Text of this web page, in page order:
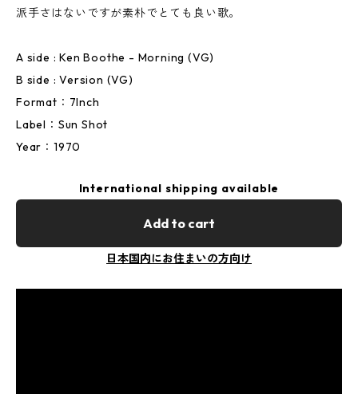
派手さはないですが素朴でとても良い歌。
A side : Ken Boothe - Morning (VG)
B side : Version (VG)
Format：7Inch
Label：Sun Shot
Year：1970
International shipping available
Add to cart
日本国内にお住まいの方向け